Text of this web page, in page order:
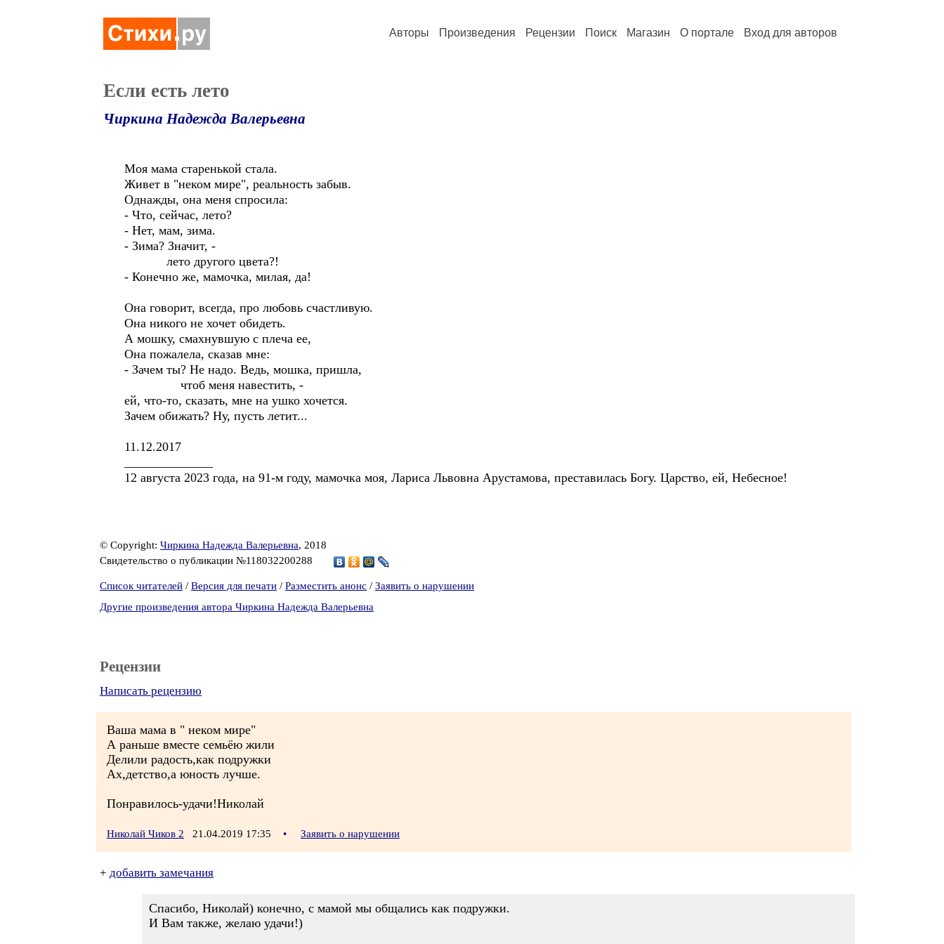
Авторы Произведения Рецензии Поиск Магазин О портале Вход для авторов
Если есть лето
Чиркина Надежда Валерьевна
Моя мама старенькой стала.
Живет в "неком мире", реальность забыв.
Однажды, она меня спросила:
- Что, сейчас, лето?
- Нет, мам, зима.
- Зима? Значит, -
лето другого цвета?!
- Конечно же, мамочка, милая, да!
Она говорит, всегда, про любовь счастливую.
Она никого не хочет обидеть.
А мошку, смахнувшую с плеча ее,
Она пожалела, сказав мне:
- Зачем ты? Не надо. Ведь, мошка, пришла,
чтоб меня навестить, -
ей, что-то, сказать, мне на ушко хочется.
Зачем обижать? Ну, пусть летит...
11.12.2017
12 августа 2023 года, на 91-м году, мамочка моя, Лариса Львовна Арустамова, преставилась Богу. Царство, ей, Небесное!
© Copyright: Чиркина Надежда Валерьевна, 2018
Свидетельство о публикации №118032200288
Список читателей / Версия для печати / Разместить анонс / Заявить о нарушении
Другие произведения автора Чиркина Надежда Валерьевна
Рецензии
Написать рецензию
Ваша мама в " неком мире"
А раньше вместе семьёю жили
Делили радость,как подружки
Ах,детство,а юность лучше.
Понравилось-удачи!Николай
Николай Чиков 2 21.04.2019 17:35 • Заявить о нарушении
+ добавить замечания
Спасибо, Николай) конечно, с мамой мы общались как подружки.
И Вам также, желаю удачи!)